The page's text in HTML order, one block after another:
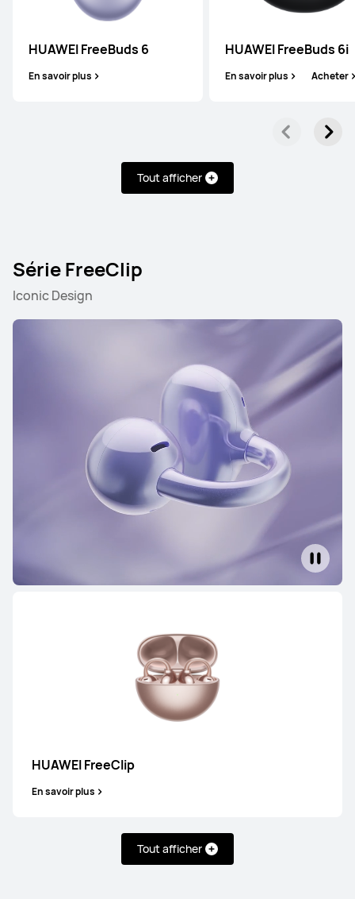
HUAWEI FreeBuds 6
En savoir plus
HUAWEI FreeBuds 6i
En savoir plus Acheter
Tout afficher
Série FreeClip
Iconic Design
HUAWEI FreeClip
En savoir plus
Tout afficher
Série FreeArc
HUAWEI FreeBuds 6
En savoir plus
HUAWEI FreeBuds 6i